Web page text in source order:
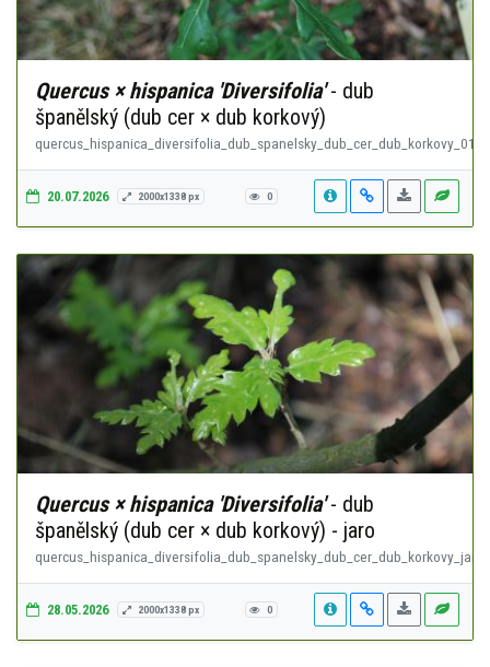
Quercus × hispanica 'Diversifolia'- dub
španělský (dub cer × dub korkový)
20.07.2026 2000x1338 px 0
Quercus × hispanica 'Diversifolia'- dub
španělský (dub cer × dub korkový) - jaro
28.05.2026 2000x1338 px 0